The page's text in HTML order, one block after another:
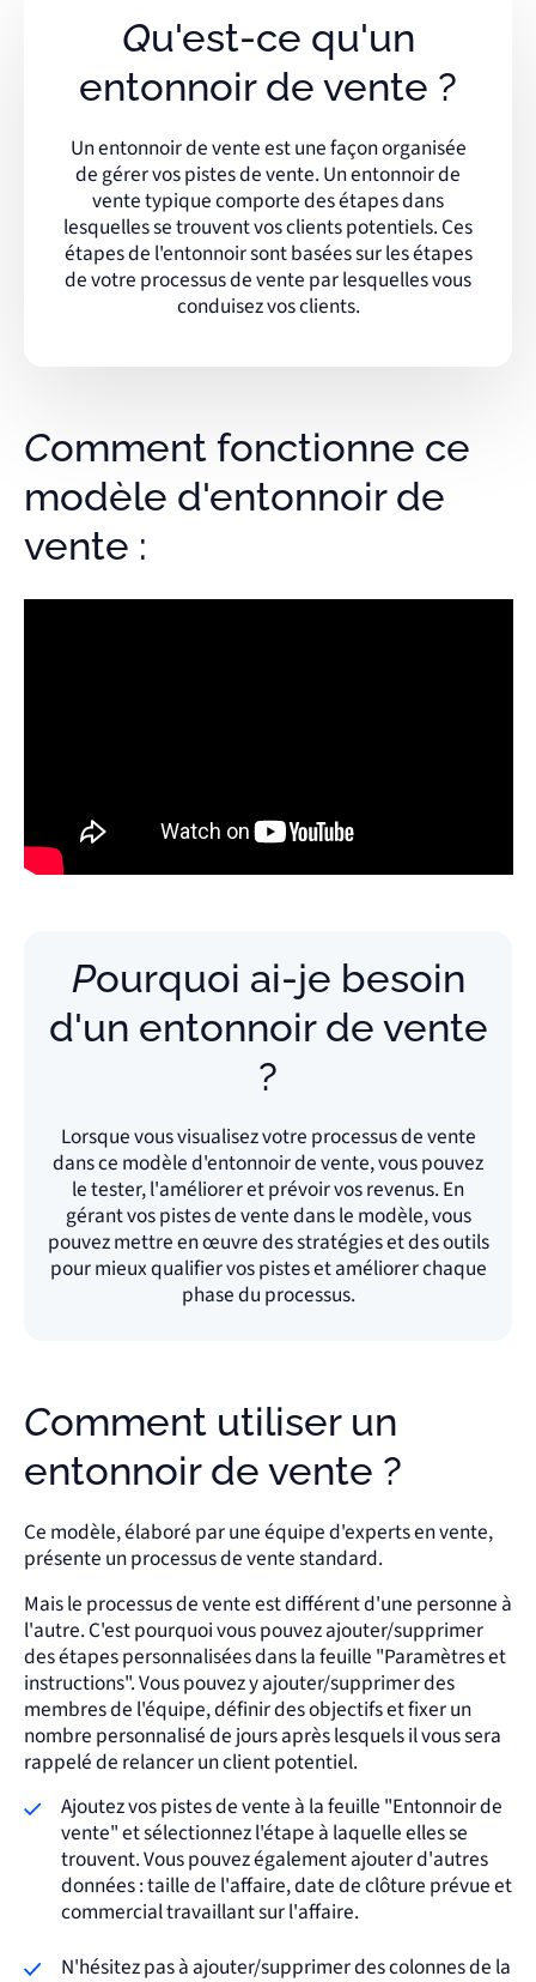
Qu'est-ce qu'un
entonnoir de vente ?
Un entonnoir de vente est une façon organisée
de gérer vos pistes de vente. Un entonnoir de
vente typique comporte des étapes dans
lesquelles se trouvent vos clients potentiels. Ces
étapes de l'entonnoir sont basées sur les étapes
de votre processus de vente par lesquelles vous
conduisez vos clients.
Comment fonctionne ce
modèle d'entonnoir de
vente :
Pourquoi ai-je besoin
d'un entonnoir de vente
?
Lorsque vous visualisez votre processus de vente
dans ce modèle d'entonnoir de vente, vous pouvez
le tester, l'améliorer et prévoir vos revenus. En
gérant vos pistes de vente dans le modèle, vous
pouvez mettre en œuvre des stratégies et des outils
pour mieux qualifier vos pistes et améliorer chaque
phase du processus.
Comment utiliser un
entonnoir de vente ?
Ce modèle, élaboré par une équipe d'experts en vente,
présente un processus de vente standard.
Mais le processus de vente est différent d'une personne à
l'autre. C'est pourquoi vous pouvez ajouter/supprimer
des étapes personnalisées dans la feuille "Paramètres et
instructions". Vous pouvez y ajouter/supprimer des
membres de l'équipe, définir des objectifs et fixer un
nombre personnalisé de jours après lesquels il vous sera
rappelé de relancer un client potentiel.
Ajoutez vos pistes de vente à la feuille "Entonnoir de
vente" et sélectionnez l'étape à laquelle elles se
trouvent. Vous pouvez également ajouter d'autres
données : taille de l'affaire, date de clôture prévue et
commercial travaillant sur l'affaire.
N'hésitez pas à ajouter/supprimer des colonnes de la